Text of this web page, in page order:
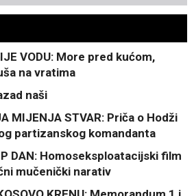
VODU: More pred kućom,
na vratima
naši
MIJENJA STVAR: Priča o Hodži
partizanskog komandanta
DAN: Homoseksploatacijski film
mučenički narativ